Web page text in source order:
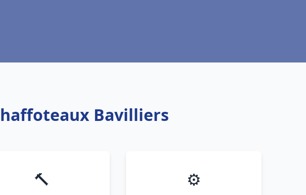
Bavilliers
🔨 ⚙️